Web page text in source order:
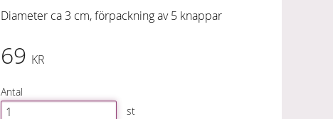
Diameter ca 3 cm, förpackning av 5 knappar
69 KR
Antal
st